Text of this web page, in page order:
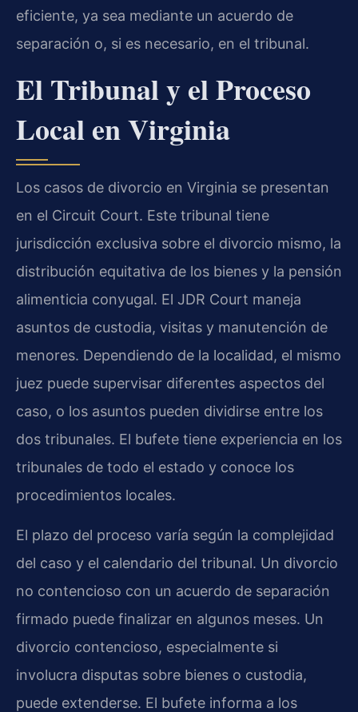
eficiente, ya sea mediante un acuerdo de
separación o, si es necesario, en el tribunal.
El Tribunal y el Proceso
Local en Virginia
Los casos de divorcio en Virginia se presentan
en el Circuit Court. Este tribunal tiene
jurisdicción exclusiva sobre el divorcio mismo, la
distribución equitativa de los bienes y la pensión
alimenticia conyugal. El JDR Court maneja
asuntos de custodia, visitas y manutención de
menores. Dependiendo de la localidad, el mismo
juez puede supervisar diferentes aspectos del
caso, o los asuntos pueden dividirse entre los
dos tribunales. El bufete tiene experiencia en los
tribunales de todo el estado y conoce los
procedimientos locales.
El plazo del proceso varía según la complejidad
del caso y el calendario del tribunal. Un divorcio
no contencioso con un acuerdo de separación
firmado puede finalizar en algunos meses. Un
divorcio contencioso, especialmente si
involucra disputas sobre bienes o custodia,
puede extenderse. El bufete informa a los